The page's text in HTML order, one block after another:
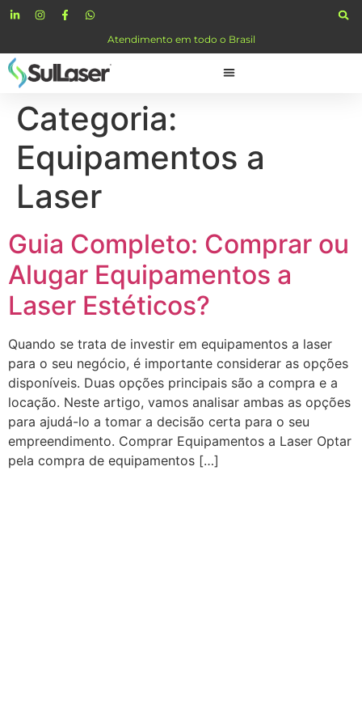
Atendimento em todo o Brasil
Categoria:
Equipamentos a
Laser
Guia Completo: Comprar ou
Alugar Equipamentos a
Laser Estéticos?
Quando se trata de investir em equipamentos a laser
para o seu negócio, é importante considerar as opções
disponíveis. Duas opções principais são a compra e a
locação. Neste artigo, vamos analisar ambas as opções
para ajudá-lo a tomar a decisão certa para o seu
empreendimento. Comprar Equipamentos a Laser Optar
pela compra de equipamentos […]